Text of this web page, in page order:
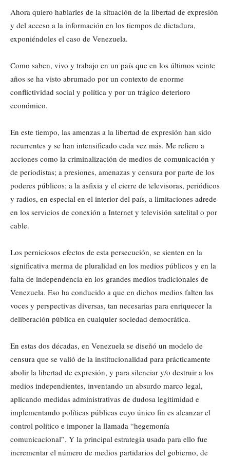
Ahora quiero hablarles de la situación de la libertad de expresión
y del acceso a la información en los tiempos de dictadura,
exponiéndoles el caso de Venezuela.
Como saben, vivo y trabajo en un país que en los últimos veinte
años se ha visto abrumado por un contexto de enorme
conflictividad social y política y por un trágico deterioro
económico.
En este tiempo, las amenzas a la libertad de expresión han sido
recurrentes y se han intensificado cada vez más. Me refiero a
acciones como la criminalización de medios de comunicación y
de periodistas; a presiones, amenazas y censura por parte de los
poderes públicos; a la asfixia y el cierre de televisoras, periódicos
y radios, en especial en el interior del país, a limitaciones adrede
en los servicios de conexión a Internet y televisión satelital o por
cable.
Los perniciosos efectos de esta persecución, se sienten en la
significativa merma de pluralidad en los medios públicos y en la
falta de independencia en los grandes medios tradicionales de
Venezuela. Eso ha conducido a que en dichos medios falten las
voces y perspectivas diversas, tan necesarias para enriquecer la
deliberación pública en cualquier sociedad democrática.
En estas dos décadas, en Venezuela se diseñó un modelo de
censura que se valió de la institucionalidad para prácticamente
abolir la libertad de expresión, y para silenciar y/o destruir a los
medios independientes, inventando un absurdo marco legal,
aplicando medidas administrativas de dudosa legitimidad e
implementando políticas públicas cuyo único fin es alcanzar el
control político e imponer la llamada “hegemonía
comunicacional”. Y la principal estrategia usada para ello fue
incrementar el número de medios partidarios del gobierno, de